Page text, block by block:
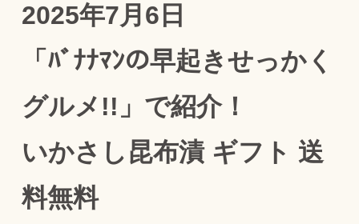
2025年7月6日
「ﾊﾞﾅﾅﾏﾝの早起きせっかく
グルメ!!」で紹介！
いかさし昆布漬 ギフト 送
料無料